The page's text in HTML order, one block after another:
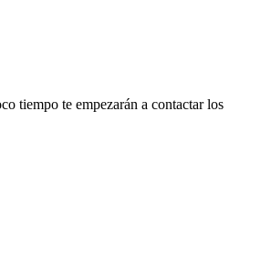
tiempo te empezarán a contactar los